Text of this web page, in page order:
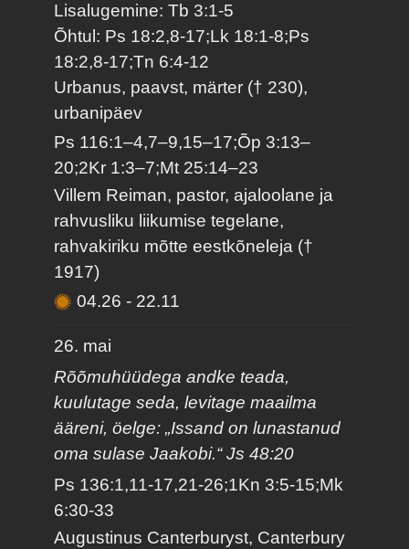
Lisalugemine: Tb 3:1-5
Õhtul: Ps 18:2,8-17;Lk 18:1-8;Ps
18:2,8-17;Tn 6:4-12
Urbanus, paavst, märter († 230),
urbanipäev
Ps 116:1–4,7–9,15–17;Õp 3:13–
20;2Kr 1:3–7;Mt 25:14–23
Villem Reiman, pastor, ajaloolane ja
rahvusliku liikumise tegelane,
rahvakiriku mõtte eestkõneleja (†
1917)
04.26- 22.11
26. mai
Rõõmuhüüdega andke teada,
kuulutage seda, levitage maailma
ääreni, öelge: „Issand on lunastanud
oma sulase Jaakobi.“ Js 48:20
Ps 136:1,11-17,21-26;1Kn 3:5-15;Mk
6:30-33
Augustinus Canterburyst, Canterbury